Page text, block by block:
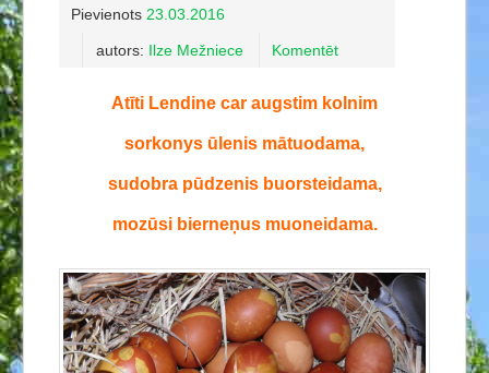
Pievienots 23.03.2016
autors: Ilze Mežniece Komentēt
Atīti Lendine car augstim kolnim
sorkonys ūlenis mātuodama,
sudobra pūdzenis buorsteidama,
mozūsi bierneņus muoneidama.